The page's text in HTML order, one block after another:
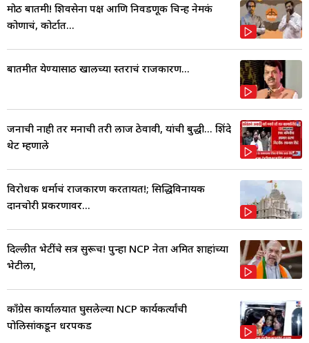
मोठी बातमी! शिवसेना पक्ष आणि निवडणूक चिन्ह नेमकं
कोणाचं, कोर्टात...
बातमीत येण्यासाठी खालच्या स्तराचं राजकारण...
जनाची नाही तर मनाची तरी लाज ठेवावी, यांची बुद्धी... शिंदे
थेट म्हणाले
विरोधक धर्माचं राजकारण करतायत!; सिद्धिविनायक
दानचोरी प्रकरणावर...
दिल्लीत भेटींचे सत्र सुरूच! पुन्हा NCP नेता अमित शाहांच्या
भेटीला,
काँग्रेस कार्यालयात घुसलेल्या NCP कार्यकर्त्यांची
पोलिसांकडून धरपकड